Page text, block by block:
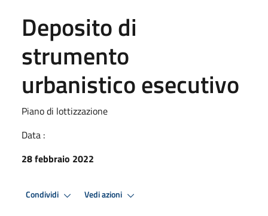
Deposito di
strumento
urbanistico esecutivo
Piano di lottizzazione
Data :
28 febbraio 2022
Condividi Vedi azioni